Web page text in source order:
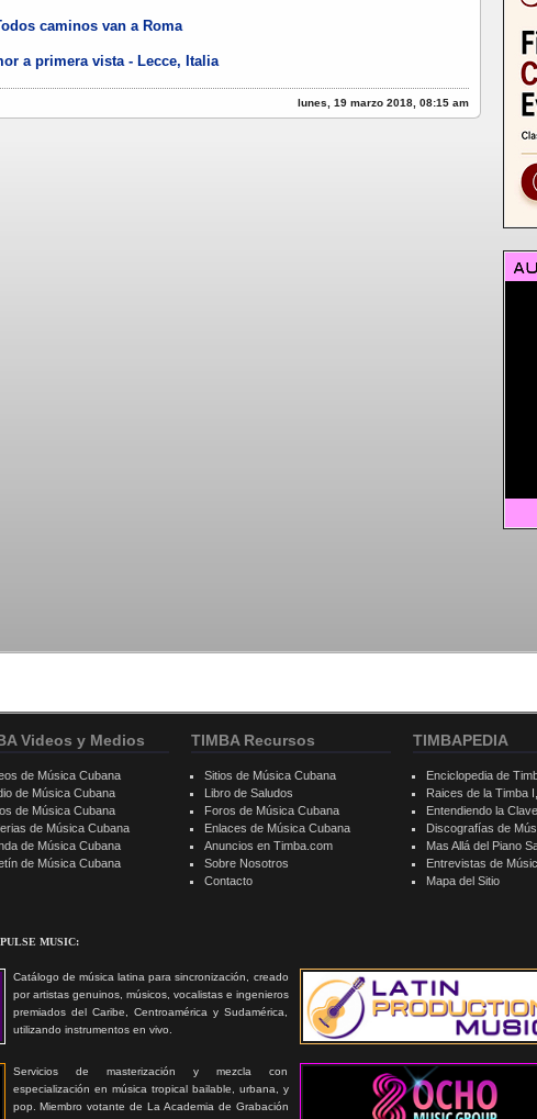
caminos van a Roma
a primera vista - Lecce, Italia
lunes, 19 marzo 2018, 08:15 am
MUSIC:
Catálogo de música latina para sincronización, creado
por artistas genuinos, músicos, vocalistas e ingenieros
premiados del Caribe, Centroamérica y Sudamérica,
utilizando instrumentos en vivo.
Servicios de masterización y mezcla con
especialización en música tropical bailable, urbana, y
pop. Miembro votante de La Academia de Grabación
Videos y Medios
de Música Cubana
de Música Cubana
de Música Cubana
de Música Cubana
de Música Cubana
de Música Cubana
TIMBA Recursos
Sitios de Música Cubana
Libro de Saludos
Foros de Música Cubana
Enlaces de Música Cubana
Anuncios en Timba.com
Sobre Nosotros
Contacto
TIMBAPEDIA
Enciclopedia de
Raices de la Timba
Entendiendo la
Discografías de
Mas Allá del Piano
Entrevistas de
Mapa del Sitio